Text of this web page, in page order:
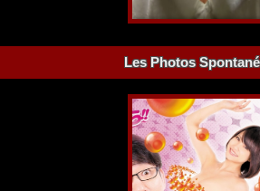
Les Photos